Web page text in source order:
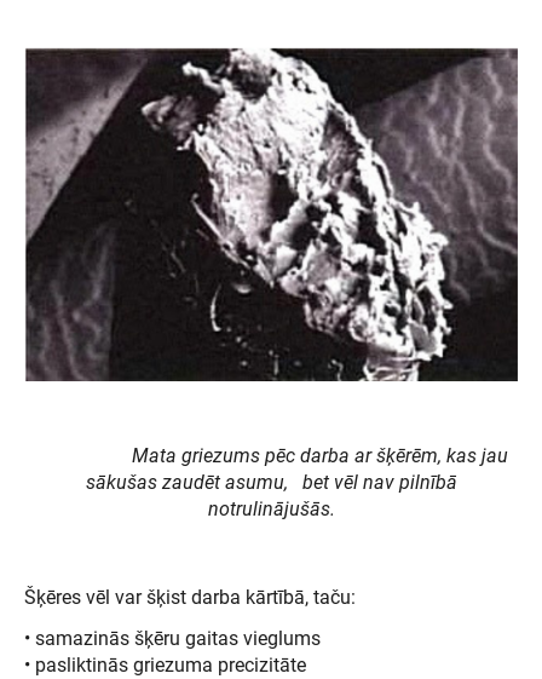
Mata griezums pēc darba ar šķērēm, kas jau
sākušas zaudēt asumu, bet vēl nav pilnībā
notrulinājušās.
Šķēres vēl var šķist darba kārtībā, taču:
• samazinās šķēru gaitas vieglums
• pasliktinās griezuma precizitāte